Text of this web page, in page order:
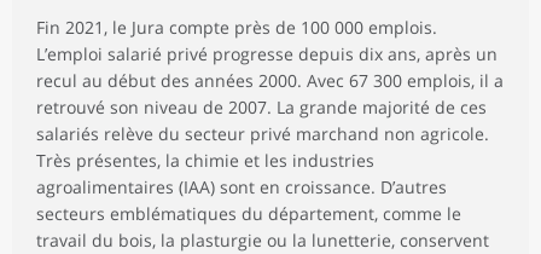
Fin 2021, le Jura compte près de 100 000 emplois.
L’emploi salarié privé progresse depuis dix ans, après un
recul au début des années 2000. Avec 67 300 emplois, il a
retrouvé son niveau de 2007. La grande majorité de ces
salariés relève du secteur privé marchand non agricole.
Très présentes, la chimie et les industries
agroalimentaires (IAA) sont en croissance. D’autres
secteurs emblématiques du département, comme le
travail du bois, la plasturgie ou la lunetterie, conservent